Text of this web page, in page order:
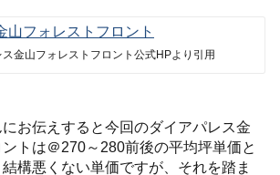
金山フォレストフロント公式HPより引用
お伝えすると今回のダイアパレス金
トは＠270～280前後の平均坪単価と
構悪くない単価ですが、それを踏ま